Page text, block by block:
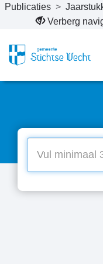
Naar hoofdinhoud
Publicaties >
Verberg